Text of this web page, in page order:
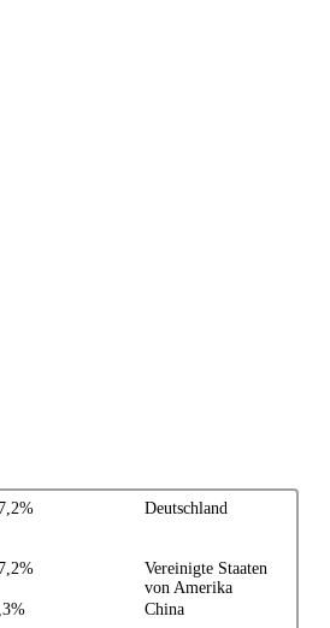
Deutschland
Vereinigte Staaten
von Amerika
China